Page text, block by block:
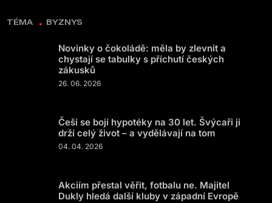
TÉMA BYZNYS
Novinky o čokoládě: měla by zlevnit a
chystají se tabulky s příchutí českých
zákusků
26. 06. 2026
Češi se bojí hypotéky na 30 let. Švýcaři ji
drží celý život – a vydělávají na tom
04. 04. 2026
Akciím přestal věřit, fotbalu ne. Majitel
Dukly hledá další kluby v západní Evropě